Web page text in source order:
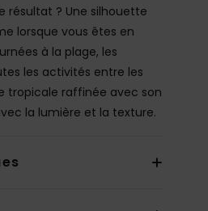
résultat ? Une silhouette
lorsque vous êtes en
à la plage, les
les activités entre les
tropicale raffinée avec son
la lumière et la texture.